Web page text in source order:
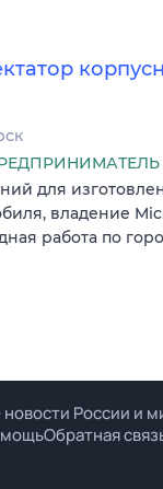
для
владение
работа по
России и
Обратная